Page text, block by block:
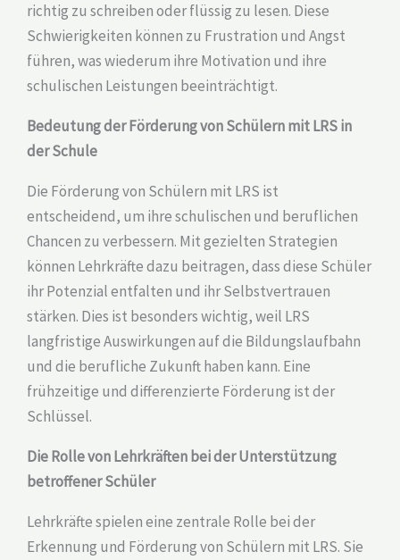
richtig zu schreiben oder flüssig zu lesen. Diese
Schwierigkeiten können zu Frustration und Angst
führen, was wiederum ihre Motivation und ihre
schulischen Leistungen beeinträchtigt.
Bedeutung der Förderung von Schülern mit LRS in
der Schule
Die Förderung von Schülern mit LRS ist
entscheidend, um ihre schulischen und beruflichen
Chancen zu verbessern. Mit gezielten Strategien
können Lehrkräfte dazu beitragen, dass diese Schüler
ihr Potenzial entfalten und ihr Selbstvertrauen
stärken. Dies ist besonders wichtig, weil LRS
langfristige Auswirkungen auf die Bildungslaufbahn
und die berufliche Zukunft haben kann. Eine
frühzeitige und differenzierte Förderung ist der
Schlüssel.
Die Rolle von Lehrkräften bei der Unterstützung
betroffener Schüler
Lehrkräfte spielen eine zentrale Rolle bei der
Erkennung und Förderung von Schülern mit LRS. Sie